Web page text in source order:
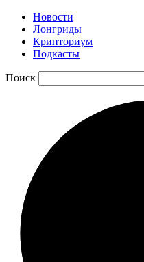
Новости
Лонгриды
Крипториум
Подкасты
Поиск